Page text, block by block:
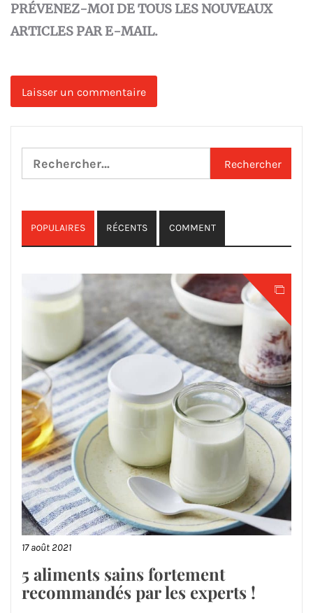
PRÉVENEZ-MOI DE TOUS LES NOUVEAUX
ARTICLES PAR E-MAIL.
Rechercher :
POPULAIRES RÉCENTS COMMENT
17 août 2021
5 aliments sains fortement
recommandés par les experts !